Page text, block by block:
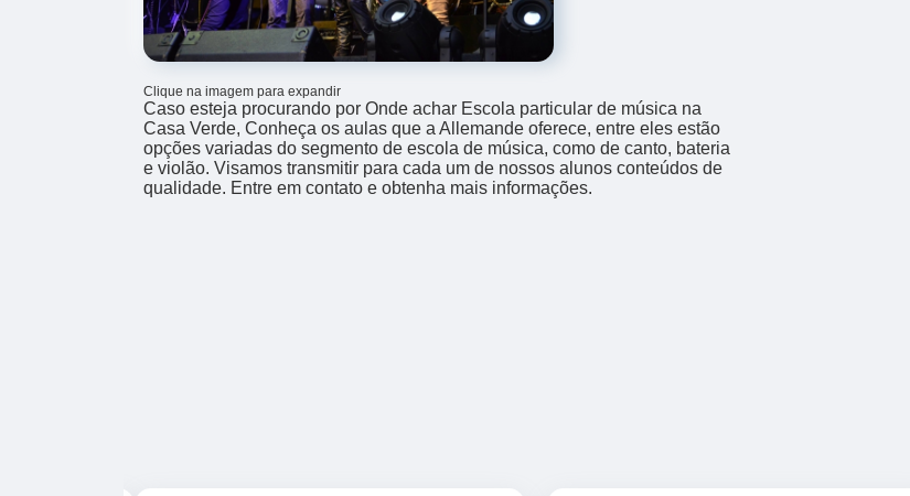
Clique na imagem para expandir
Caso esteja procurando por Onde achar Escola particular de música na
Casa Verde, Conheça os aulas que a Allemande oferece, entre eles estão
opções variadas do segmento de escola de música, como de canto, bateria
e violão. Visamos transmitir para cada um de nossos alunos conteúdos de
qualidade. Entre em contato e obtenha mais informações.